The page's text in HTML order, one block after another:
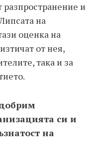
разпространение и
на
оценка на
от нея,
така и за
си и
на